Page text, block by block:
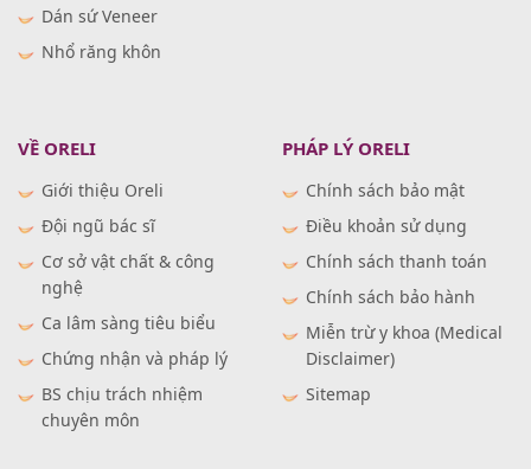
Dán sứ Veneer
Nhổ răng khôn
VỀ ORELI
Giới thiệu Oreli
Đội ngũ bác sĩ
Cơ sở vật chất & công
nghệ
Ca lâm sàng tiêu biểu
Chứng nhận và pháp lý
BS chịu trách nhiệm
chuyên môn
PHÁP LÝ ORELI
Chính sách bảo mật
Điều khoản sử dụng
Chính sách thanh toán
Chính sách bảo hành
Miễn trừ y khoa (Medical
Disclaimer)
Sitemap